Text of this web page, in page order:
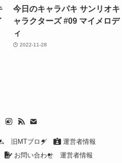
今日のキャラパキ サンリオキ
ャラクターズ #09 マイメロデ
ィ
2022-11-28
旧MTブログ
運営者情報
お問い合わせ 運営者情報